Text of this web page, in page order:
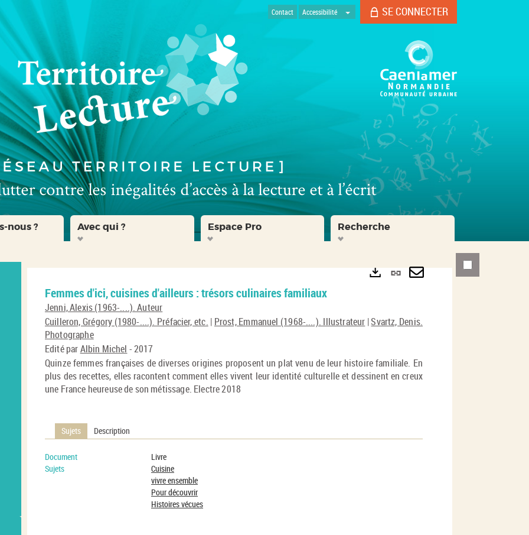
Contact Accessibilité SE CONNECTER
nous ? Avec qui ? Espace Pro Recherche
Femmes d'ici, cuisines d'ailleurs : trésors culinaires familiaux
Jenni, Alexis (1963-....). Auteur
Cuilleron, Grégory (1980-....). Préfacier, etc. | Prost, Emmanuel (1968-....). Illustrateur |Svartz, Denis.
Photographe
Edité parAlbin Michel - 2017
Quinze femmes françaises de diverses origines proposent un plat venu de leur histoire familiale. En
plus des recettes, elles racontent comment elles vivent leur identité culturelle et dessinent en creux
une France heureuse de son métissage. Electre 2018
Sujets Description
Document
Livre
Sujets
Cuisine
vivre ensemble
Pour découvrir
Histoires vécues
Lien
(Nouvelle